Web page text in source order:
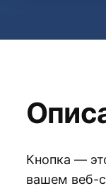
Кнопка —
вашем веб-